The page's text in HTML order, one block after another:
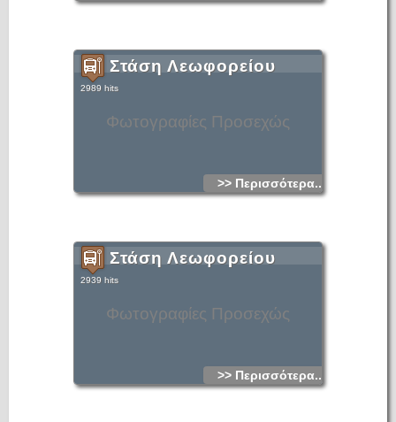
Φωτογραφίες Προσεχώς
Στάση Λεωφορείου
2989 hits
>> Περισσότερα...
Φωτογραφίες Προσεχώς
Στάση Λεωφορείου
2939 hits
>> Περισσότερα...